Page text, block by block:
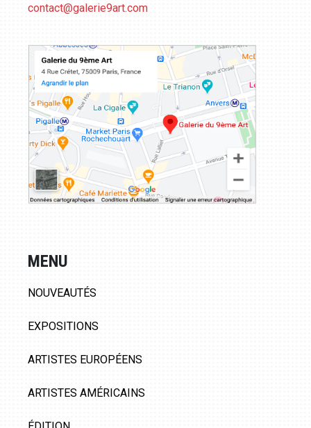
contact@galerie9art.com
MENU
NOUVEAUTÉS
EXPOSITIONS
ARTISTES EUROPÉENS
ARTISTES AMÉRICAINS